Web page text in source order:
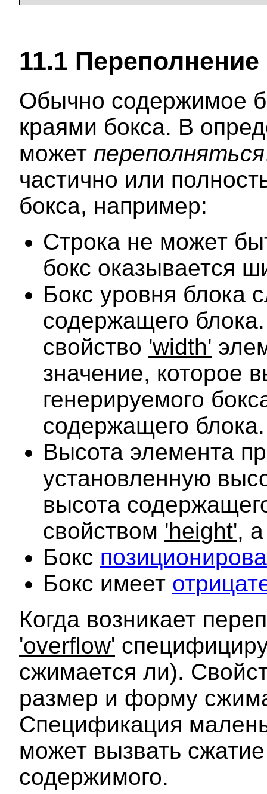
11.1 Переполнение
Обычно содержимое
краями бокса. В
может переполняться
частично или
бокса, например:
Строка не может
бокс оказывается
Бокс уровня блока
содержащего
свойство 'width'
значение, которое
генерируемого
содержащего блока.
Высота элемента
установленную
высота
свойством 'height',
Бокс
Бокс имеет
Когда возникает
'overflow'
сжимается ли).
размер и форму
Спецификация
может вызвать
содержимого.